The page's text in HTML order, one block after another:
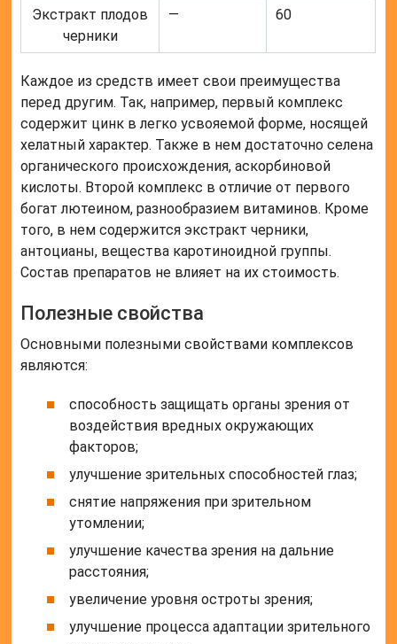
Экстракт плодов
черники
— 60
Каждое из средств имеет свои преимущества
перед другим. Так, например, первый комплекс
содержит цинк в легко усвояемой форме, носящей
хелатный характер. Также в нем достаточно селена
органического происхождения, аскорбиновой
кислоты. Второй комплекс в отличие от первого
богат лютеином, разнообразием витаминов. Кроме
того, в нем содержится экстракт черники,
антоцианы, вещества каротиноидной группы.
Состав препаратов не влияет на их стоимость.
Полезные свойства
Основными полезными свойствами комплексов
являются:
способность защищать органы зрения от
воздействия вредных окружающих
факторов;
улучшение зрительных способностей глаз;
снятие напряжения при зрительном
утомлении;
улучшение качества зрения на дальние
расстояния;
увеличение уровня остроты зрения;
улучшение процесса адаптации зрительного